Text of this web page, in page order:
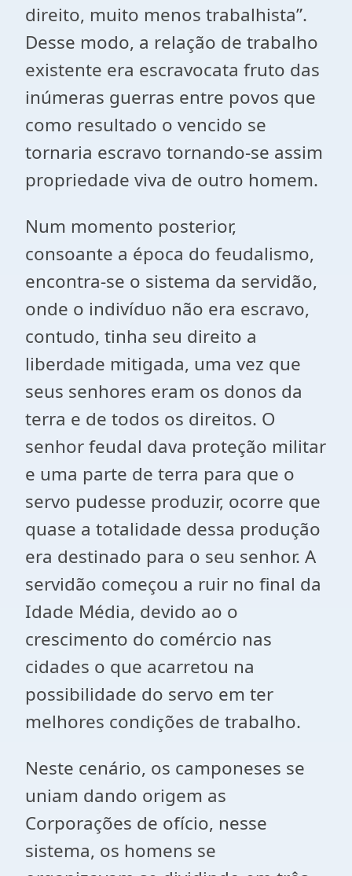
direito, muito menos trabalhista”.
Desse modo, a relação de trabalho
existente era escravocata fruto das
inúmeras guerras entre povos que
como resultado o vencido se
tornaria escravo tornando-se assim
propriedade viva de outro homem.
Num momento posterior,
consoante a época do feudalismo,
encontra-se o sistema da servidão,
onde o indivíduo não era escravo,
contudo, tinha seu direito a
liberdade mitigada, uma vez que
seus senhores eram os donos da
terra e de todos os direitos. O
senhor feudal dava proteção militar
e uma parte de terra para que o
servo pudesse produzir, ocorre que
quase a totalidade dessa produção
era destinado para o seu senhor. A
servidão começou a ruir no final da
Idade Média, devido ao o
crescimento do comércio nas
cidades o que acarretou na
possibilidade do servo em ter
melhores condições de trabalho.
Neste cenário, os camponeses se
uniam dando origem as
Corporações de ofício, nesse
sistema, os homens se